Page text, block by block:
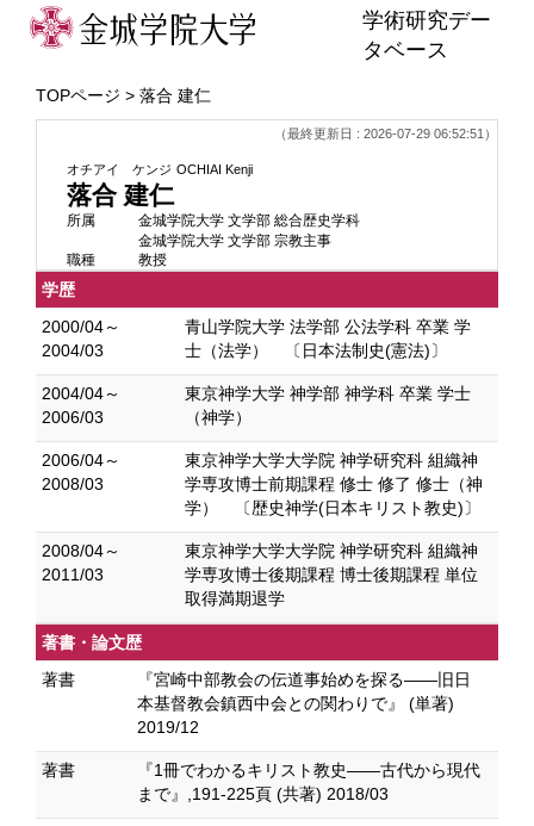
学術研究デー
タベース
TOPページ > 落合 建仁
（最終更新日 : 2026-07-29 06:52:51）
オチアイ ケンジ OCHIAI Kenji
落合 建仁
所属
金城学院大学 文学部 総合歴史学科
金城学院大学 文学部 宗教主事
職種
教授
学歴
2000/04～
2004/03
青山学院大学 法学部 公法学科 卒業 学
士（法学） 〔日本法制史(憲法)〕
2004/04～
2006/03
東京神学大学 神学部 神学科 卒業 学士
（神学）
2006/04～
2008/03
東京神学大学大学院 神学研究科 組織神
学専攻博士前期課程 修士 修了 修士（神
学） 〔歴史神学(日本キリスト教史)〕
2008/04～
2011/03
東京神学大学大学院 神学研究科 組織神
学専攻博士後期課程 博士後期課程 単位
取得満期退学
著書・論文歴
著書
『宮崎中部教会の伝道事始めを探る――旧日
本基督教会鎮西中会との関わりで』 (単著)
2019/12
著書
『1冊でわかるキリスト教史――古代から現代
まで』,191-225頁 (共著) 2018/03